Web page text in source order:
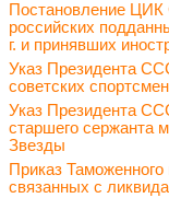
Постановление
российских
г. и принявших
Указ Президента
советских
Указ Президента
старшего сержанта
Звезды
Приказ
связанных с